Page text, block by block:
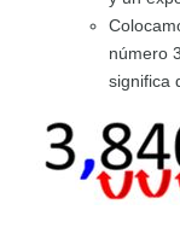
número
significa